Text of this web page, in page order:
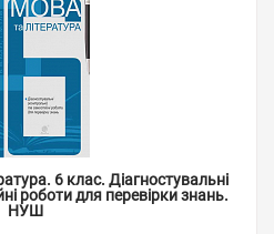
6 клас. Діагностувальні
роботи для перевірки знань.
НУШ